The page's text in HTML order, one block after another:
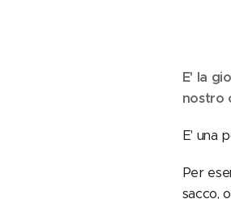
E' la
nostro
E' una
Per
sacco,